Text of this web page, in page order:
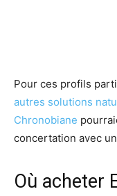
Pour ces profils
autres solutions
Chronobiane
concertation avec
Où acheter